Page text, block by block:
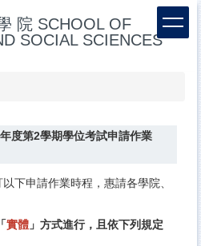
院 SCHOOL OF
SOCIAL SCIENCES
度第2學期學位考試申請作業
下申請作業時程，惠請各學院、
實體 」方式進行， 且依下列規定